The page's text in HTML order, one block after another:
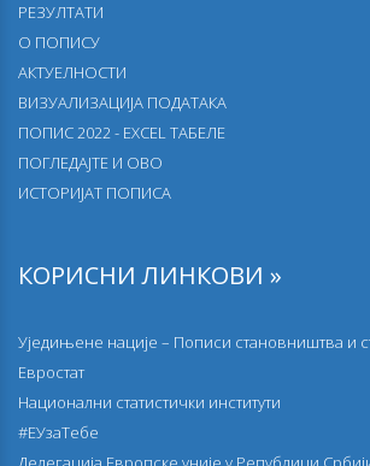
РЕЗУЛТАТИ
О ПОПИСУ
АКТУЕЛНОСТИ
ВИЗУАЛИЗАЦИЈА ПОДАТАКА
ПОПИС 2022 - EXCEL ТАБЕЛЕ
ПОГЛЕДАЈТЕ И ОВО
ИСТОРИЈАТ ПОПИСА
КОРИСНИ ЛИНКОВИ »
Уједињене нације – Пописи становништва и
Евростат
Национални статистички институти
#ЕУзаТебе